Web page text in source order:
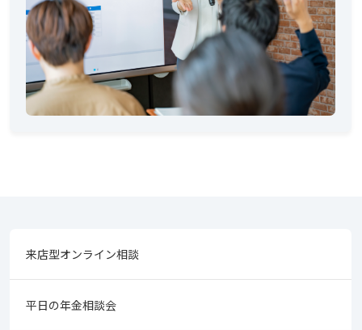
来店型オンライン相談
平日の年金相談会